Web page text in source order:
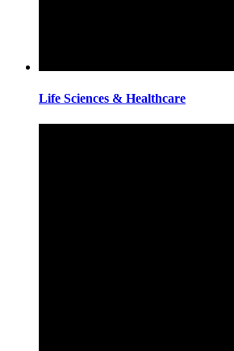
Life Sciences & Healthcare